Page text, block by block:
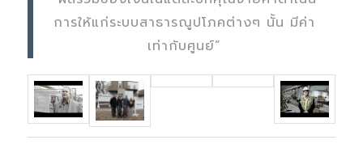
การให้แก่ระบบสาธารณูปโภคต่างๆ นั้น มีค่า
เท่ากับศูนย์”